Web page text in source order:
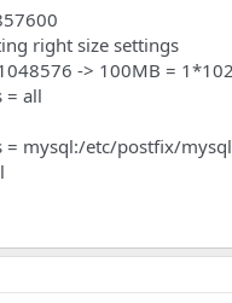
right size settings
-> 100MB =
= all
mysql:/etc/postfix/